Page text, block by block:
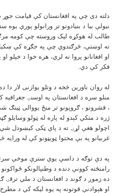
دلته دی چې په افغانستان کې قیامت جوړ
نیولې بیا د بنیادونو تر ورانولو پورې یوه
طالب له هوکړه لیک وروسته چې کومه مرګ
ته اوښتې، څرګندوي چې په جګړه کې
او افغانانو پروا نه لري، هره خوا د خپلو
فکر کې دي.
له روان ناورین څخه د وتلو یوازنی لار دا
منلو سره د افغانستان په اوسنۍ جغرافیه
، قشرونو ، ګروپونو تر منځ يووالی ټينګ
ژره د متکې کېدو له پاره له ټولو وسایلو
اچولو هغې لړۍ ته د پاې ټکی کیښودل شي
غربیانو په بې محتوا ټویټونو کې له ورایه
په دې توګه د داسې یوې سترې موخې
رامنځته کوونې دنده د وطنپالونکو
ده زموږ د ګوند د افغانستان د ملي ترقۍ
او هېوادنې قوتونه په یوه لیکه کې د